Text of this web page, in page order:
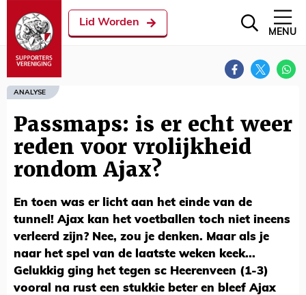
Lid Worden
MENU
ANALYSE
Passmaps: is er echt weer
reden voor vrolijkheid
rondom Ajax?
En toen was er licht aan het einde van de
tunnel! Ajax kan het voetballen toch niet ineens
verleerd zijn? Nee, zou je denken. Maar als je
naar het spel van de laatste weken keek...
Gelukkig ging het tegen sc Heerenveen (1-3)
vooral na rust een stukkie beter en bleef Ajax